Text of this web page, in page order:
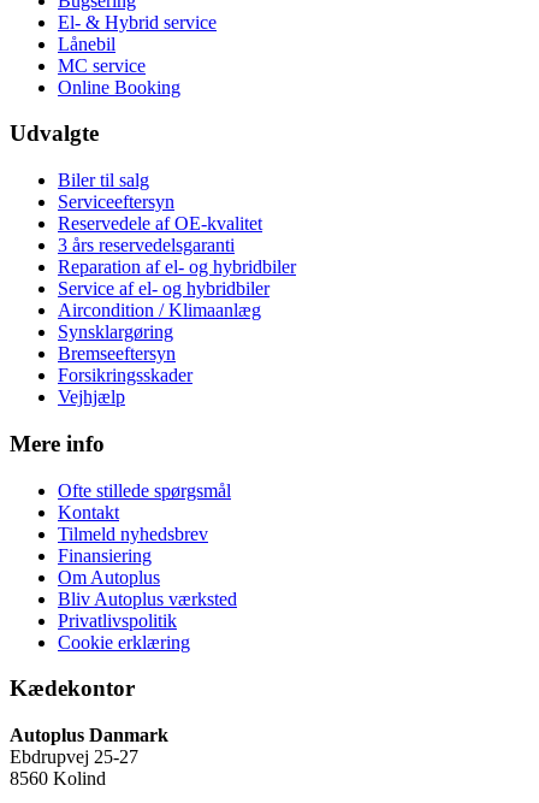
El- & Hybrid service
Lånebil
MC service
Online Booking
Udvalgte
Biler til salg
Serviceeftersyn
Reservedele af OE-kvalitet
3 års reservedelsgaranti
Reparation af el- og hybridbiler
Service af el- og hybridbiler
Aircondition / Klimaanlæg
Synsklargøring
Bremseeftersyn
Forsikringsskader
Vejhjælp
Mere info
Ofte stillede spørgsmål
Kontakt
Tilmeld nyhedsbrev
Finansiering
Om Autoplus
Bliv Autoplus værksted
Privatlivspolitik
Cookie erklæring
Kædekontor
Autoplus Danmark
Ebdrupvej 25-27
8560 Kolind